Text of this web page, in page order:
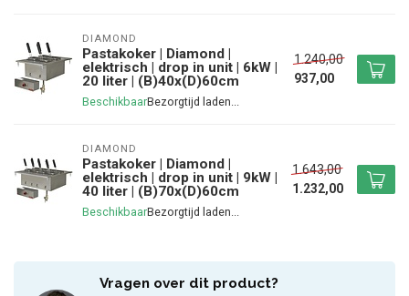
DIAMOND
Pastakoker | Diamond |
elektrisch | drop in unit | 6kW |
20 liter | (B)40x(D)60cm
Beschikbaar
1.240,00
937,00
DIAMOND
Pastakoker | Diamond |
elektrisch | drop in unit | 9kW |
40 liter | (B)70x(D)60cm
Beschikbaar
1.643,00
1.232,00
Vragen over dit product?